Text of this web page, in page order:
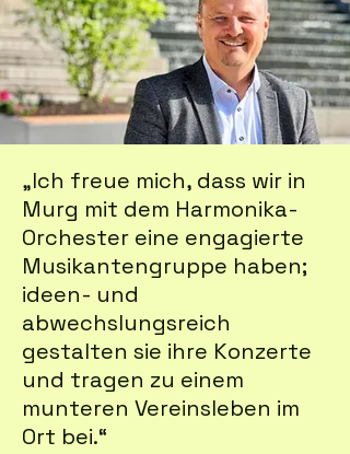
„Ich freue mich, dass wir in
Murg mit dem Harmonika-
Orchester eine engagierte
Musikantengruppe haben;
ideen- und
abwechslungsreich
gestalten sie ihre Konzerte
und tragen zu einem
munteren Vereinsleben im
Ort bei.“